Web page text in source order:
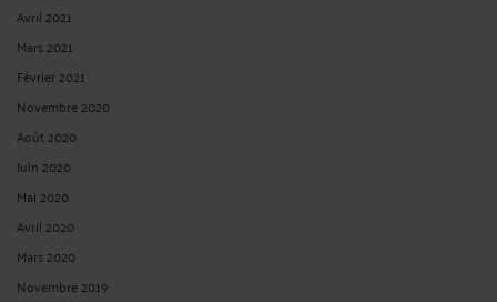
Avril 2021
Mars 2021
Février 2021
Novembre 2020
Août 2020
Juin 2020
Mai 2020
Avril 2020
Mars 2020
Novembre 2019